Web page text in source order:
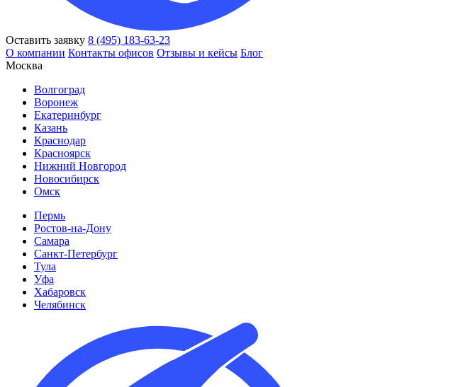
Оставить заявку 8 (495) 183-63-23
О компании Контакты офисов Отзывы и кейсы Блог
Москва
Волгоград
Воронеж
Екатеринбург
Казань
Краснодар
Красноярск
Нижний Новгород
Новосибирск
Омск
Пермь
Ростов-на-Дону
Самара
Санкт-Петербург
Тула
Уфа
Хабаровск
Челябинск